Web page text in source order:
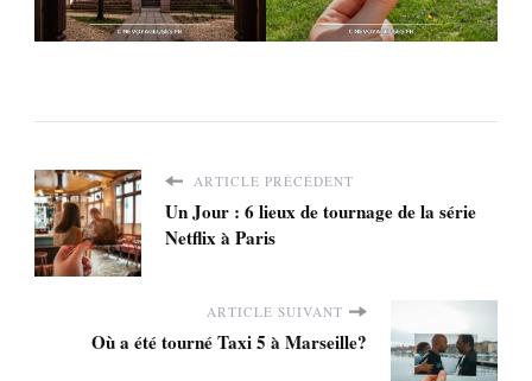
ARTICLE PRÉCÉDENT
Un Jour : 6 lieux de tournage de la série
Netflix à Paris
ARTICLE SUIVANT
Où a été tourné Taxi 5 à Marseille?